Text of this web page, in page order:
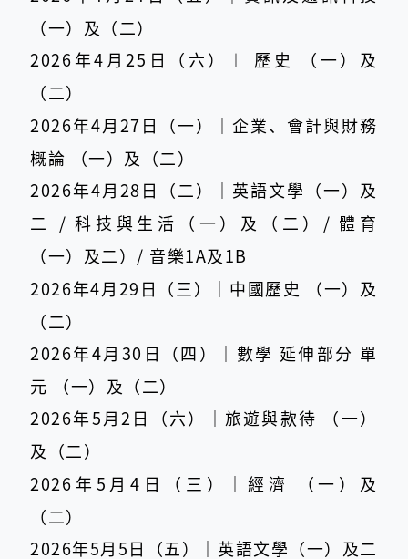
（一）及（二）
2026年4月25日（六）︱ 歷史 （一）及
（二）
2026年4月27日（一）｜企業、會計與財務
概論 （一）及（二）
2026年4月28日（二）｜英語文學（一）及
二 / 科技與生活（一）及（二）/ 體育
（一）及二）/ 音樂1A及1B
2026年4月29日（三）｜中國歷史 （一）及
（二）
2026年4月30日（四）｜數學 延伸部分 單
元 （一）及（二）
2026年5月2日（六）｜旅遊與款待 （一）
及（二）
2026年5月4日（三）｜經濟 （一）及
（二）
2026年5月5日（五）｜英語文學（一）及二